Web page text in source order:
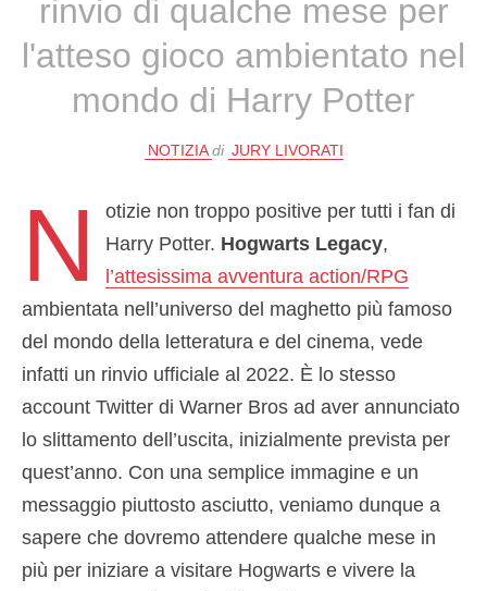
rinvio di qualche mese per
l'atteso gioco ambientato nel
mondo di Harry Potter
NOTIZIA di JURY LIVORATI
N
otizie non troppo positive per tutti i fan di
Harry Potter. Hogwarts Legacy,
l’attesissima avventura action/RPG
ambientata nell’universo del maghetto più famoso
del mondo della letteratura e del cinema, vede
infatti un rinvio ufficiale al 2022. È lo stesso
account Twitter di Warner Bros ad aver annunciato
lo slittamento dell’uscita, inizialmente prevista per
quest’anno. Con una semplice immagine e un
messaggio piuttosto asciutto, veniamo dunque a
sapere che dovremo attendere qualche mese in
più per iniziare a visitare Hogwarts e vivere la